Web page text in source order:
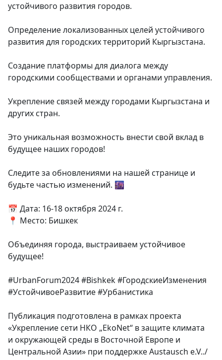
устойчивого развития городов.
Определение локализованных целей устойчивого
развития для городских территорий Кыргызстана.
Создание платформы для диалога между
городскими сообществами и органами управления.
Укрепление связей между городами Кыргызстана и
других стран.
Это уникальная возможность внести свой вклад в
будущее наших городов!
Следите за обновлениями на нашей странице и
будьте частью изменений. 🌆
📅 Дата: 16-18 октября 2024 г.
📍 Место: Бишкек
Объединяя города, выстраиваем устойчивое
будущее!
#UrbanForum2024 #Bishkek #ГородскиеИзменения
#УстойчивоеРазвитие #Урбанистика
Публикация подготовлена в рамках проекта
«Укрепление сети НКО „EkoNet“ в защите климата
и окружающей среды в Восточной Европе и
Центральной Азии» при поддержке Austausch e.V../